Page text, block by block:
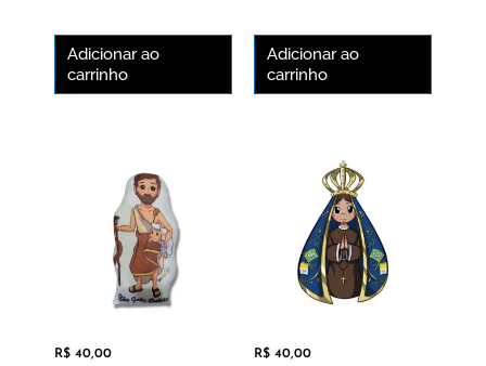
Adicionar ao
carrinho
Adicionar ao
carrinho
R$ 40,00 R$ 40,00